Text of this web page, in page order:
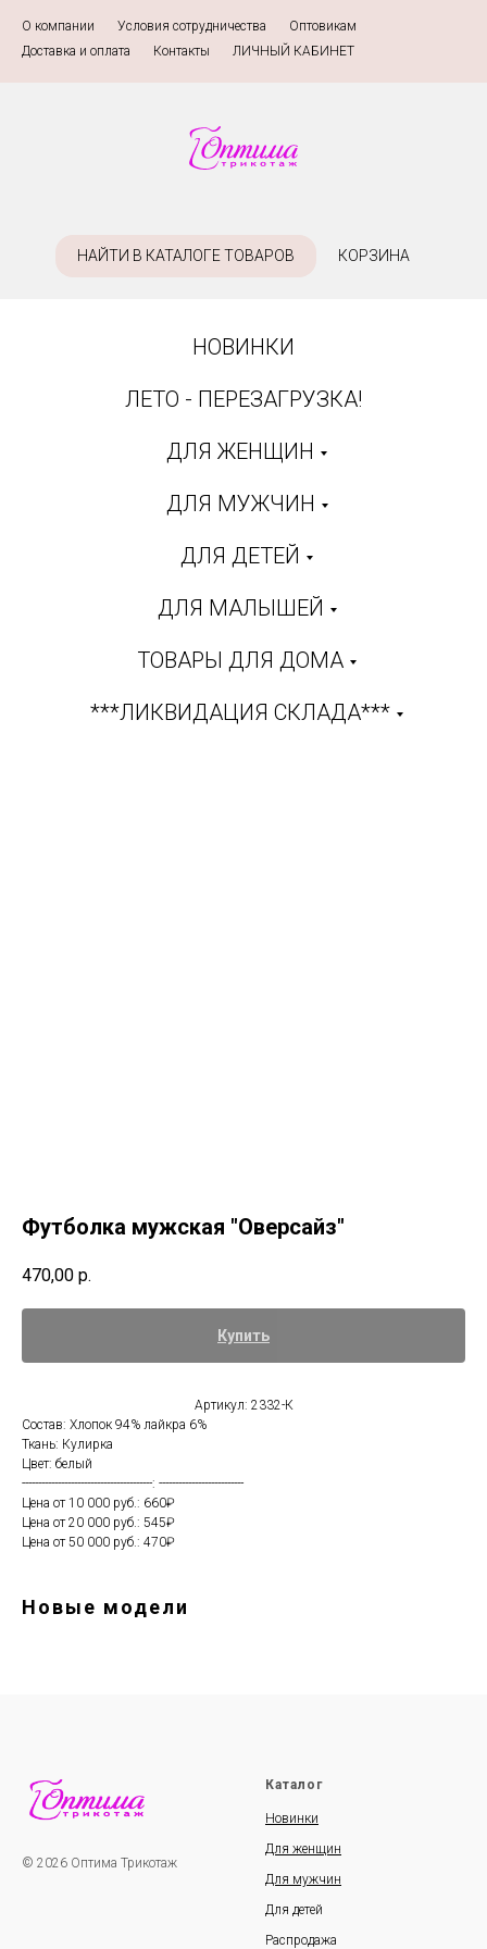
О компании Условия сотрудничества Оптовикам
Доставка и оплата
Контакты ЛИЧНЫЙ КАБИНЕТ
НАЙТИ В КАТАЛОГЕ ТОВАРОВ КОРЗИНА
НОВИНКИ
ЛЕТО - ПЕРЕЗАГРУЗКА!
ДЛЯ ЖЕНЩИН
ДЛЯ МУЖЧИН
ДЛЯ ДЕТЕЙ
ДЛЯ МАЛЫШЕЙ
ТОВАРЫ ДЛЯ ДОМА
***ЛИКВИДАЦИЯ СКЛАДА***
Футболка мужская "Оверсайз"
470,00 р.
Купить
Артикул: 2332-К
Состав: Хлопок 94% лайкра 6%
Ткань: Кулирка
Цвет: белый
----------------------------------------: --------------------------
Цена от 10 000 руб.: 660₽
Цена от 20 000 руб.: 545₽
Цена от 50 000 руб.: 470₽
Новые модели
© 2026 Оптима Трикотаж
Каталог
Новинки
Для женщин
Для мужчин
Для детей
Распродажа